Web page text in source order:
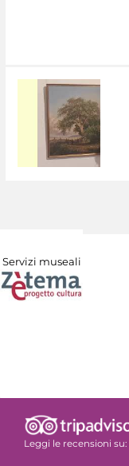
Servizi museali
Leggi le recensioni su: